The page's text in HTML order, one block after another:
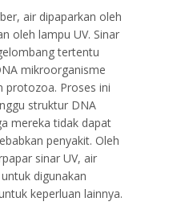
air dipaparkan oleh
oleh lampu UV. Sinar
tertentu
mikroorganisme
protozoa. Proses ini
struktur DNA
mereka tidak dapat
penyakit. Oleh
sinar UV, air
digunakan
keperluan lainnya.